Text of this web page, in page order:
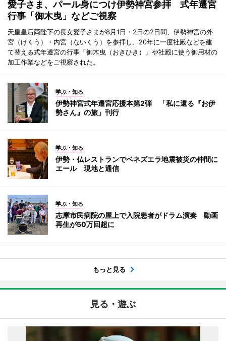
愛子さま、パール身につけ伊勢神宮参拝 式年遷宮
行事「御木曳」などご視察
天皇皇后両陛下の長女愛子さまが8月1日・2日の2日間、伊勢神宮の外
宮（げくう）・内宮（ないくう）を参拝し、20年に一度社殿などを建
て替える式年遷宮の行事「御木曳（おきひき）」や社殿に使う御用材の
加工作業などをご視察された。
学ぶ・知る
伊勢神宮式年遷宮応援本第2弾 「私に還る『お伊
勢さん』の旅」刊行
学ぶ・知る
伊勢・仏レストランでベネズエラ地震被災の仲間に
エール 現地と通信
学ぶ・知る
志摩市民病院の屋上で入院患者がドラム演奏 動画
再生が50万回超に
もっと見る
見る・遊ぶ